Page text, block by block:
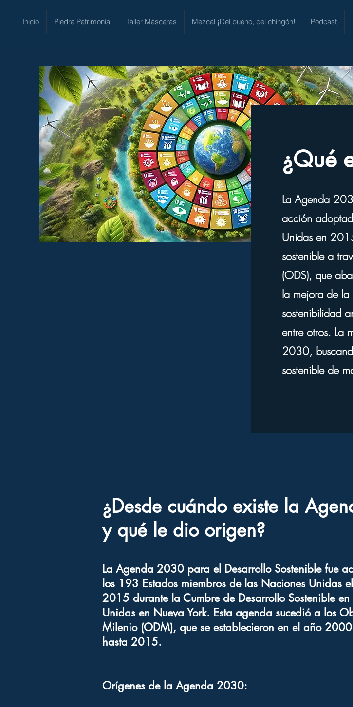
Inicio Piedra Patrimonial Taller Máscaras Mezcal ¡Del bueno, del chingón! Podcast
¿Qué
La Agenda
acción
Unidas en
sostenible a
(ODS), que
la mejora de
sostenibilidad
entre otros. La
2030,
sostenible de
¿Desde cuándo existe la
y qué le dio origen?
La Agenda 2030 para el Desarrollo Sostenible fue
los 193 Estados miembros de las Naciones Unidas
2015 durante la Cumbre de Desarrollo Sostenible
Unidas en Nueva York. Esta agenda sucedió a los
Milenio (ODM), que se establecieron en el año
hasta 2015.
Orígenes de la Agenda 2030: